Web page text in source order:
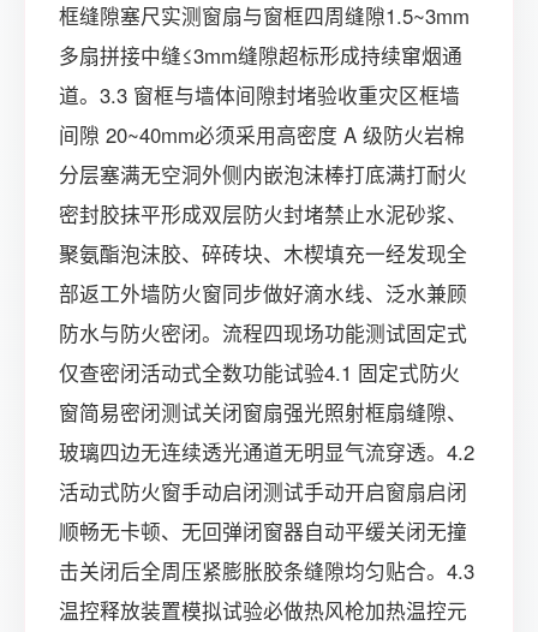
框缝隙塞尺实测窗扇与窗框四周缝隙1.5~3mm
多扇拼接中缝≤3mm缝隙超标形成持续窜烟通
道。3.3 窗框与墙体间隙封堵验收重灾区框墙
间隙 20~40mm必须采用高密度 A 级防火岩棉
分层塞满无空洞外侧内嵌泡沫棒打底满打耐火
密封胶抹平形成双层防火封堵禁止水泥砂浆、
聚氨酯泡沫胶、碎砖块、木楔填充一经发现全
部返工外墙防火窗同步做好滴水线、泛水兼顾
防水与防火密闭。流程四现场功能测试固定式
仅查密闭活动式全数功能试验4.1 固定式防火
窗简易密闭测试关闭窗扇强光照射框扇缝隙、
玻璃四边无连续透光通道无明显气流穿透。4.2
活动式防火窗手动启闭测试手动开启窗扇启闭
顺畅无卡顿、无回弹闭窗器自动平缓关闭无撞
击关闭后全周压紧膨胀胶条缝隙均匀贴合。4.3
温控释放装置模拟试验必做热风枪加热温控元